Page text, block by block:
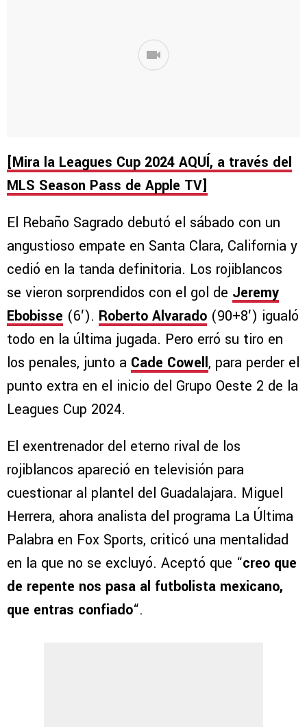
[Mira la Leagues Cup 2024 AQUÍ, a través del
MLS Season Pass de Apple TV]
El Rebaño Sagrado debutó el sábado con un
angustioso empate en Santa Clara, California y
cedió en la tanda definitoria. Los rojiblancos
se vieron sorprendidos con el gol de Jeremy
Ebobisse (6′). Roberto Alvarado (90+8′) igualó
todo en la última jugada. Pero erró su tiro en
los penales, junto a Cade Cowell, para perder el
punto extra en el inicio del Grupo Oeste 2 de la
Leagues Cup 2024.
El exentrenador del eterno rival de los
rojiblancos apareció en televisión para
cuestionar al plantel del Guadalajara. Miguel
Herrera, ahora analista del programa La Última
Palabra en Fox Sports, criticó una mentalidad
en la que no se excluyó. Aceptó que “creo que
de repente nos pasa al futbolista mexicano,
que entras confiado“.